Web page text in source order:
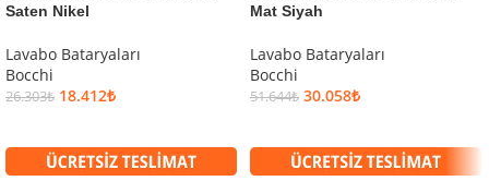
Saten Nikel
Lavabo Bataryaları
Bocchi
26.303₺ 18.412₺
Mat Siyah
Lavabo Bataryaları
Bocchi
51.644₺ 30.058₺